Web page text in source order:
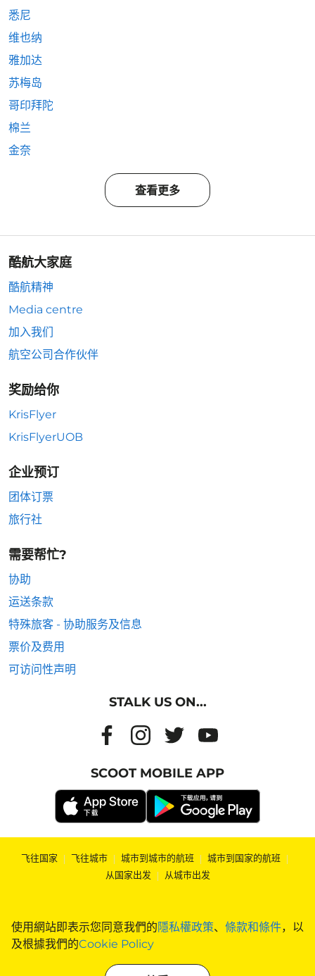
使用網站即表示您同意我們的隱私權政策、 條款和條件，以
及根據我們的Cookie Policy
悉尼
维也纳
雅加达
苏梅岛
哥印拜陀
棉兰
金奈
查看更多
酷航大家庭
酷航精神
Media centre
加入我们
航空公司合作伙伴
奖励给你
KrisFlyer
KrisFlyerUOB
企业预订
团体订票
旅行社
需要帮忙?
协助
运送条款
特殊旅客 - 协助服务及信息
票价及费用
可访问性声明
STALK US ON...
SCOOT MOBILE APP
飞往国家 | 飞往城市 | 城市到城市的航班 | 城市到国家的航班 |
从国家出发 | 从城市出发